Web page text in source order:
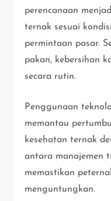
perencanaan
ternak sesuai
permintaan pasar.
pakan, kebersihan
secara rutin.
Penggunaan
memantau
kesehatan ternak
antara manajemen
memastikan
menguntungkan.